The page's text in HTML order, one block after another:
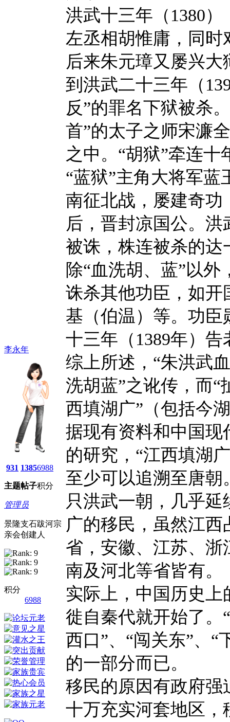
李永年
931
主题
1385
帖子
6988
积分
管理员
景隆支石跋河宗
亲会创建人
积分
6988
洪武十三年（1380
左丞相胡惟庸，同
后来朱元璋又屡兴大
到洪武二十三年（
反”的罪名下狱被杀
首”的太子之师宋濂
之中。“胡狱”牵连
“蓝狱”主角大将军
南征北战，屡建奇
后，晋封凉国公。洪
被诛，株连被杀的达
除“血洗胡、蓝”以
诛杀其他功臣，如
基（伯温）等。功
十三年（1389年）
综上所述，“朱洪武
洗胡蓝”之讹传，而“
西填湖广”（包括今
据现有资料和中国
的研究，“江西填湖
至少可以追溯至唐朝
只洪武一朝，几乎
广的移民，虽然江
省，安徽、江苏、
南及河北等省皆有。
实际上，中国历史
徙自秦代就开始了。
西口”、“闯关东”、
的一部分而已。
移民的原因有政府强
十万充实河套地区